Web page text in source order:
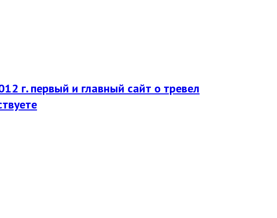
г. первый и главный сайт о тревел